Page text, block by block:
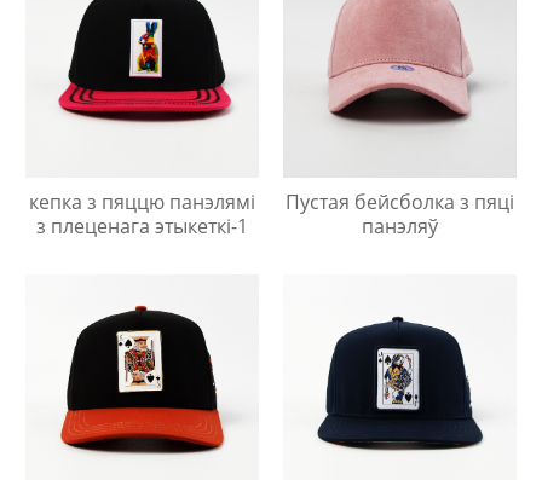
кепка з пяццю панэлямі
з плеценага этыкеткі-1
Пустая бейсболка з пяці
панэляў